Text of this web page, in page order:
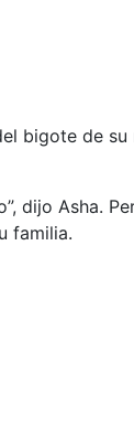
bigote de
dijo Asha.
familia.